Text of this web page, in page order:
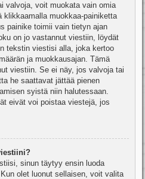
valvoja, voit muokata vain omia
muokkaa-painiketta
painike toimii vain tietyn ajan
on jo vastannut viestiin, löydät
tekstin viestisi alla, joka kertoo
ja muokkausajan. Tämä
viestiin. Se ei näy, jos valvoja tai
he saattavat jättää pienen
syistä niin halutessaan.
eivät voi poistaa viestejä, jos
sinun täytyy ensin luoda
olet luonut sellaisen, voit valita